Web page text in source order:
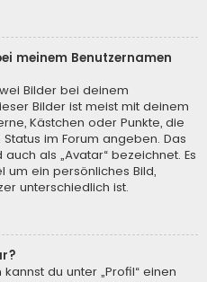
meinem Benutzernamen
Bilder bei deinem
Bilder ist meist mit deinem
Kästchen oder Punkte, die
im Forum angeben. Das
als „Avatar“ bezeichnet. Es
um ein persönliches Bild,
unterschiedlich ist.
du unter „Profil“ einen